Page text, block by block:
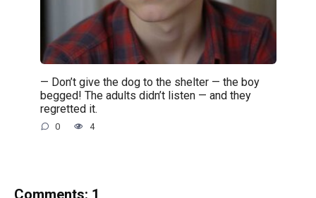
— Don’t give the dog to the shelter — the boy
begged! The adults didn’t listen — and they
regretted it.
0 4
Comments: 1